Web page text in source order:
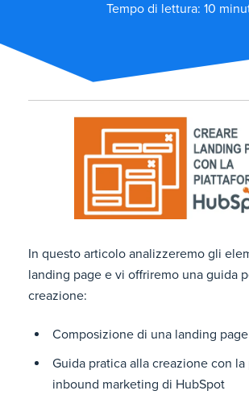
Tempo di lettura: 10
In questo articolo analizzeremo gli
landing page e vi offriremo una guida
creazione:
Composizione di una landing page
Guida pratica alla creazione con
inbound marketing di HubSpot